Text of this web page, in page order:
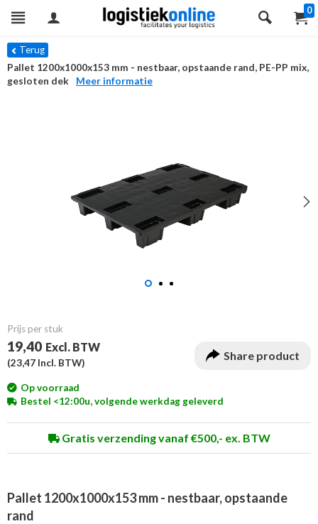
0
Terug
Pallet 1200x1000x153 mm - nestbaar, opstaande rand, PE-PP mix,
gesloten dek
Meer informatie
Prijs per stuk
19,40 Excl. BTW
(23,47 Incl. BTW)
Share product
Op voorraad
Bestel <12:00u, volgende werkdag geleverd
Gratis verzending vanaf €500,- ex. BTW
Pallet 1200x1000x153 mm - nestbaar, opstaande
rand